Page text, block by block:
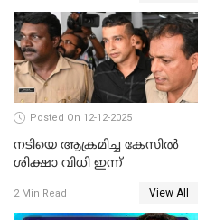
Posted On 12-12-2025
നടിയെ ആക്രമിച്ച കേസിൽ
ശിക്ഷാ വിധി ഇന്ന്
2 Min Read View All